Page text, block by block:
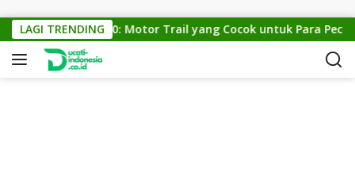
LAGI TRENDING
KTM Cross 150: Motor Trail yang Cocok untuk Para Pecinta